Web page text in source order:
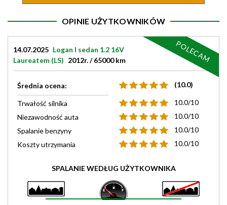
OPINIE UŻYTKOWNIKÓW
14.07.2025 Logan I sedan 1.2 16V
Laureatem (LS) 2012r. / 65000 km
Średnia ocena: (10.0)
Trwałość silnika
10.0/10
Niezawodność auta
10.0/10
Spalanie benzyny
10.0/10
Koszty utrzymania
10.0/10
SPALANIE WEDŁUG UŻYTKOWNIKA
POLECAM